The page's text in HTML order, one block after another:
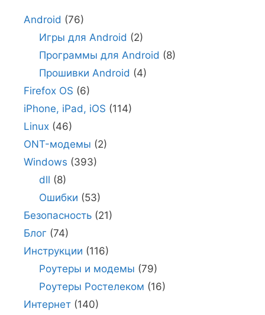
Android (76)
Игры для Android (2)
Программы для Android (8)
Прошивки Android (4)
Firefox OS (6)
iPhone, iPad, iOS (114)
Linux (46)
ONT-модемы (2)
Windows (393)
dll (8)
Ошибки (53)
Безопасность (21)
Блог (74)
Инструкции (116)
Роутеры и модемы (79)
Роутеры Ростелеком (16)
Интернет (140)